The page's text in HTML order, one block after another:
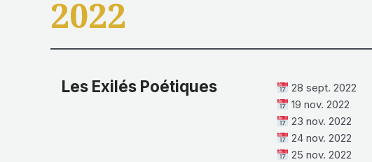
2022
Les Exilés Poétiques
28 sept. 2022
19 nov. 2022
23 nov. 2022
24 nov. 2022
25 nov. 2022